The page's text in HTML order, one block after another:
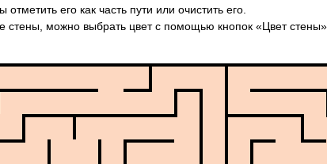
его как часть пути или очистить его.
стены, можно выбрать цвет с помощью кнопок «Цвет